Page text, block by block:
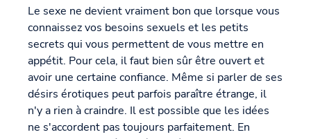
Le sexe ne devient vraiment bon que lorsque vous
connaissez vos besoins sexuels et les petits
secrets qui vous permettent de vous mettre en
appétit. Pour cela, il faut bien sûr être ouvert et
avoir une certaine confiance. Même si parler de ses
désirs érotiques peut parfois paraître étrange, il
n'y a rien à craindre. Il est possible que les idées
ne s'accordent pas toujours parfaitement. En